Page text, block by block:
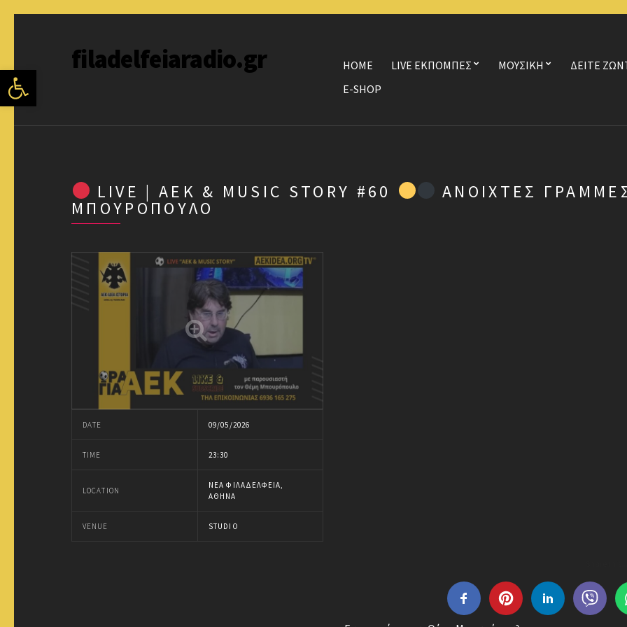
Ανοίξτε τη γραμμή εργαλείων
filadelfeiaradio.gr HOME LIVE ΕΚΠΟΜΠΕΣ ΜΟΥΣΙΚΗ
ΔΕΙΤΕ
E-SHOP
LIVE | ΑΕΚ & MUSIC STORY #60 ΑΝΟΙΧΤΈΣ
ΜΠΟΥΡΌΠΟΥΛΟ
DATE 09/05/2026
TIME 23:30
LOCATION
ΝΈΑ ΦΙΛΑΔΈΛΦΕΙΑ,
ΑΘΉΝΑ
VENUE STUDIO